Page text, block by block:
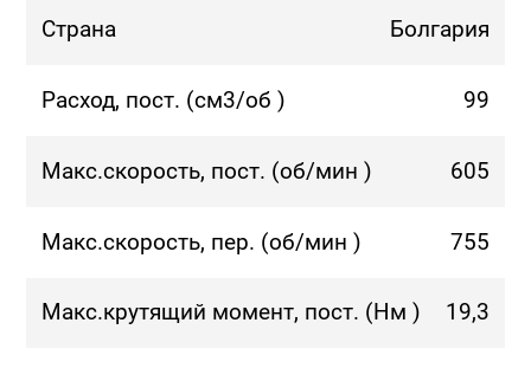
Страна Болгария
Расход, пост. (см3/об ) 99
Макс.скорость, пост. (об/мин ) 605
Макс.скорость, пер. (об/мин ) 755
Макс.крутящий момент, пост. (Нм ) 19,3